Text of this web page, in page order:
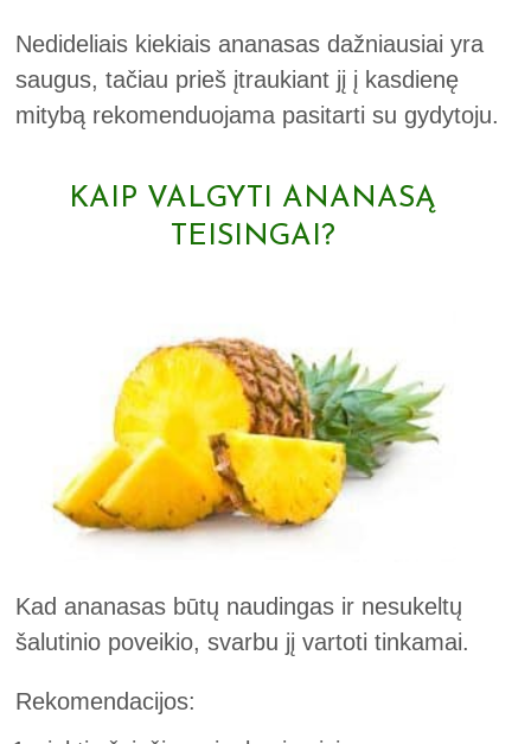
Nedideliais kiekiais ananasas dažniausiai yra
saugus, tačiau prieš įtraukiant jį į kasdienę
mitybą rekomenduojama pasitarti su gydytoju.
KAIP VALGYTI ANANASĄ
TEISINGAI?
Kad ananasas būtų naudingas ir nesukeltų
šalutinio poveikio, svarbu jį vartoti tinkamai.
Rekomendacijos: